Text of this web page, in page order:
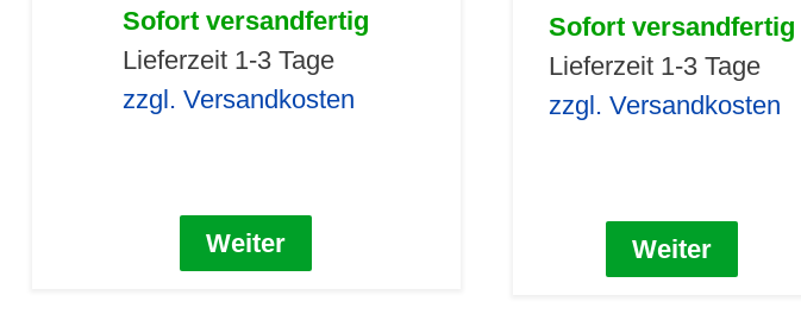
Sofort versandfertig
Lieferzeit 1-3 Tage
zzgl. Versandkosten
Weiter
Sofort versandfertig
Lieferzeit 1-3 Tage
zzgl. Versandkosten
Weiter